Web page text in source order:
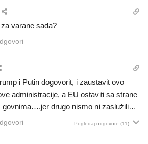
varane sada?
i Putin dogovorit, i zaustavit ovo
administracije, a EU ostaviti sa strane
govnima….jer drugo nismo ni zaslužili…
Pogledaj odgovore (11)